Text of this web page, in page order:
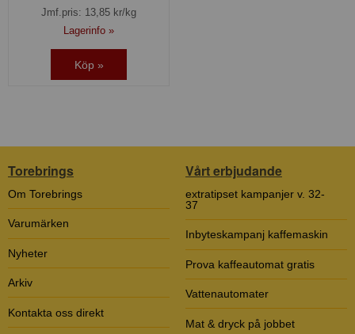
Jmf.pris: 13,85 kr/kg
Lagerinfo »
Köp »
Torebrings
Om Torebrings
Varumärken
Nyheter
Arkiv
Kontakta oss direkt
Vårt erbjudande
extratipset kampanjer v. 32-
37
Inbyteskampanj kaffemaskin
Prova kaffeautomat gratis
Vattenautomater
Mat & dryck på jobbet